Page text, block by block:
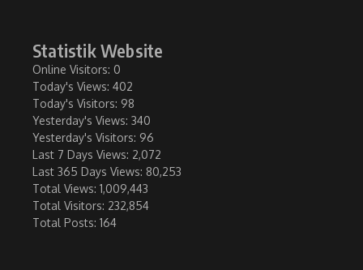
Statistik Website
Online Visitors: 0
Today's Views: 402
Today's Visitors: 98
Yesterday's Views: 340
Yesterday's Visitors: 96
Last 7 Days Views: 2,072
Last 365 Days Views: 80,253
Total Views: 1,009,443
Total Visitors: 232,854
Total Posts: 164